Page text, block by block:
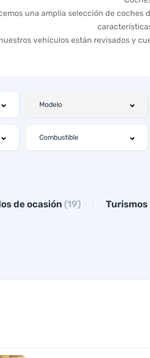
una amplia selección de
vehículos están revisados y
de ocasión (19) Turismos